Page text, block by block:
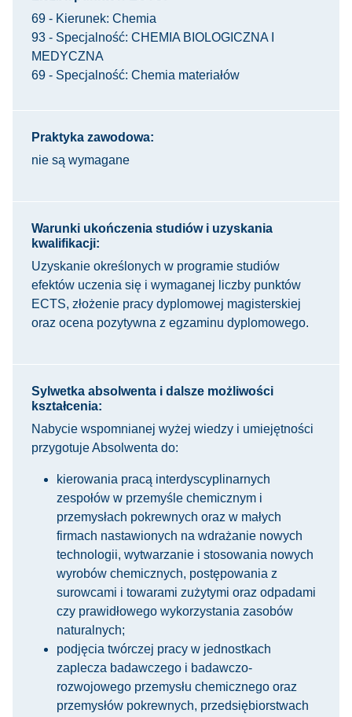
69 - Kierunek: Chemia
93 - Specjalność: CHEMIA BIOLOGICZNA I
MEDYCZNA
69 - Specjalność: Chemia materiałów
Praktyka zawodowa:
nie są wymagane
Warunki ukończenia studiów i uzyskania
kwalifikacji:
Uzyskanie określonych w programie studiów
efektów uczenia się i wymaganej liczby punktów
ECTS, złożenie pracy dyplomowej magisterskiej
oraz ocena pozytywna z egzaminu dyplomowego.
Sylwetka absolwenta i dalsze możliwości
kształcenia:
Nabycie wspomnianej wyżej wiedzy i umiejętności
przygotuje Absolwenta do:
kierowania pracą interdyscyplinarnych
zespołów w przemyśle chemicznym i
przemysłach pokrewnych oraz w małych
firmach nastawionych na wdrażanie nowych
technologii, wytwarzanie i stosowania nowych
wyrobów chemicznych, postępowania z
surowcami i towarami zużytymi oraz odpadami
czy prawidłowego wykorzystania zasobów
naturalnych;
podjęcia twórczej pracy w jednostkach
zaplecza badawczego i badawczo-
rozwojowego przemysłu chemicznego oraz
przemysłów pokrewnych, przedsiębiorstwach